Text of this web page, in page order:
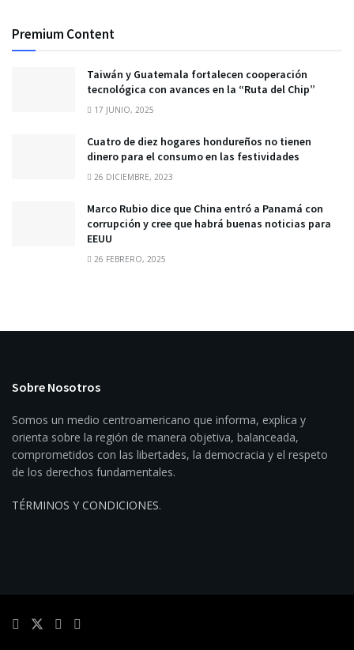
Premium Content
Taiwán y Guatemala fortalecen cooperación
tecnológica con avances en la “Ruta del Chip”
17 JUNIO, 2025
Cuatro de diez hogares hondureños no tienen
dinero para el consumo en las festividades
26 DICIEMBRE, 2023
Marco Rubio dice que China entró a Panamá con
corrupción y cree que habrá buenas noticias para
EEUU
26 FEBRERO, 2025
Sobre Nosotros
Somos un medio centroamericano que informa, explica y
orienta sobre la región de manera objetiva, balanceada,
comprometidos con las libertades, la democracia y el respeto
de los derechos fundamentales.
TÉRMINOS Y CONDICIONES.